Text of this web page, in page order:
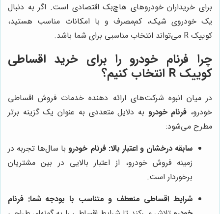
برای خریداران خودروهای هاچ‌بک اقتصادی است. اگر به دنبال
یک خودروی شیک، کم‌مصرف و با امکانات مناسب هستید،
کوییک R می‌تواند انتخاب مناسبی برای شما باشد.
چرا فرنام خودرو را برای خرید اقساطی
کوییک R انتخاب کنیم؟
در میان انبوه شرکت‌های ارائه دهنده خدمات فروش اقساطی
خودرو، فرنام خودرو به دلایل متعددی به عنوان یک گزینه برتر
مطرح می‌شود:
سابقه درخشان و اعتبار بالا: فرنام خودرو با سال‌ها تجربه در
زمینه فروش خودرو، از اعتبار بالایی در بین مشتریان
برخوردار است.
شرایط اقساطی منعطف و متناسب با بودجه شما: فرنام